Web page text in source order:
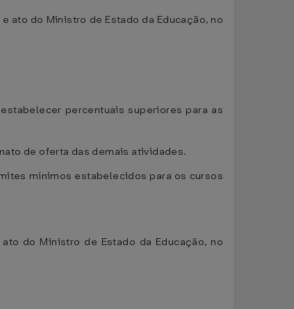
ato do Ministro de Estado da Educação, no
percentuais superiores para as
de oferta das demais atividades.
mínimos estabelecidos para os cursos
do Ministro de Estado da Educação, no